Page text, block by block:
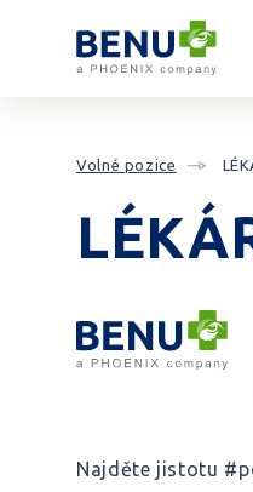
Volné pozice
Najděte jistotu